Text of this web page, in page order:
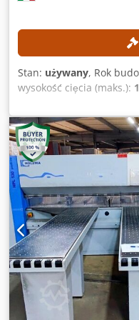
techniczną/komercyjną
odpowiedzialność za
użytkowanie maszyny w
zewnętrzna: 8206
Stan: używany, Rok
wysokość cięcia (maks.):
, długość
dozownik, DANE
płyty: 4400 mm Dkedpfx
płyty: 2200 mm
Podawanie cienkich
System chwytaków
chwytaki, sterowane
prowadzącej: tak Zespół
120 mm Maksymalny
Maksymalna średnica
Zespół piłki do
wstępnego nacinania
Maksymalna średnica
nacinania: 300 mm
m/min DANE MASZYNY